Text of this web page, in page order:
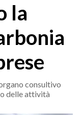
la
consultivo
delle attività